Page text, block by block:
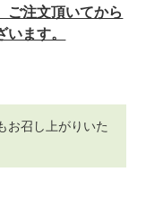
ご注文頂いてから
ます。
お召し上がりいた